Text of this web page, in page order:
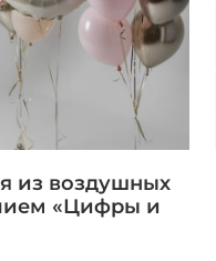
из воздушных
«Цифры и